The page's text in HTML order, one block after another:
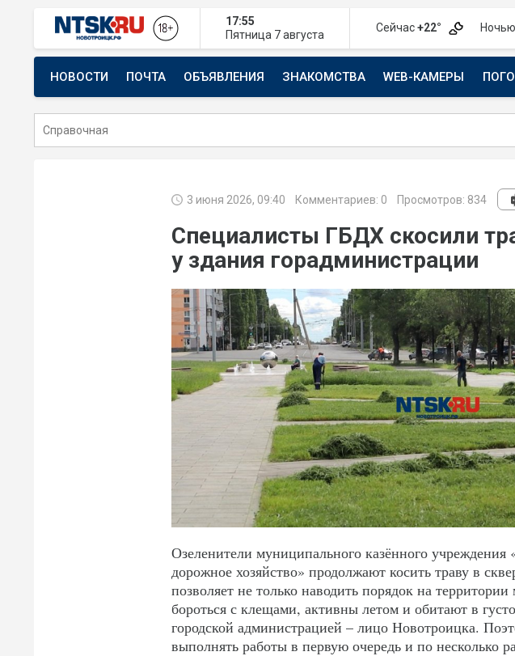
17:55
Пятница 7 августа
Сейчас+22°
НОВОСТИ ПОЧТА ОБЪЯВЛЕНИЯ ЗНАКОМСТВА WEB-КАМЕРЫ
СТРОИТЕЛЬСТВО И РЕМОНТ
3 июня 2026, 09:40 Комментариев: 0 Просмотров: 834
Специалисты ГБДХ скосили
у здания горадминистрации
Озеленители муниципального казённого учреждения
дорожное хозяйство» продолжают косить траву в
позволяет не только наводить порядок на
бороться с клещами, активны летом и обитают в
городской администрацией – лицо Новотроицка.
выполнять работы в первую очередь и по несколько